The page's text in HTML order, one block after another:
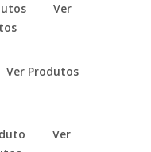
Ver
Ver Produtos
Ver